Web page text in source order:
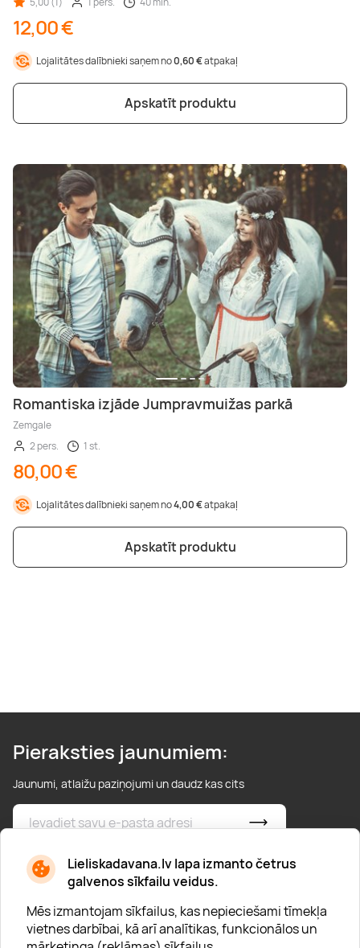
Lieliskadavana.lv lapa izmanto četrus
galvenos sīkfailu veidus.
Mēs izmantojam sīkfailus, kas nepieciešami tīmekļa
vietnes darbībai, kā arī analītikas, funkcionālos un
12,00 €
Lojalitātes dalībnieki saņem no0,60 €atpakaļ
Apskatīt produktu
Romantiska izjāde Jumpravmuižas parkā
Zemgale
2 pers.
1 st.
80,00 €
Lojalitātes dalībnieki saņem no4,00 €atpakaļ
Apskatīt produktu
Pieraksties jaunumiem:
Jaunumi, atlaižu paziņojumi un daudz kas cits
* Esmu iepazinies/usies ar privātuma politiku